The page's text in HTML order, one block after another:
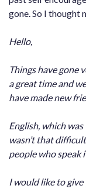
gone. So I thought
Hello,
Things have gone
a great time and
have made new
English, which
wasn’t that
people who speak
I would like to give